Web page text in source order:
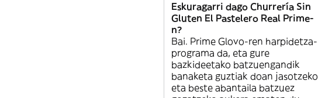
Eskuragarri dago Churrería Sin
Gluten El Pastelero Real Prime-
n?
Bai. Prime Glovo-ren harpidetza-
programa da, eta gure
bazkideetako batzuengandik
banaketa guztiak doan jasotzeko
eta beste abantaila batzuez